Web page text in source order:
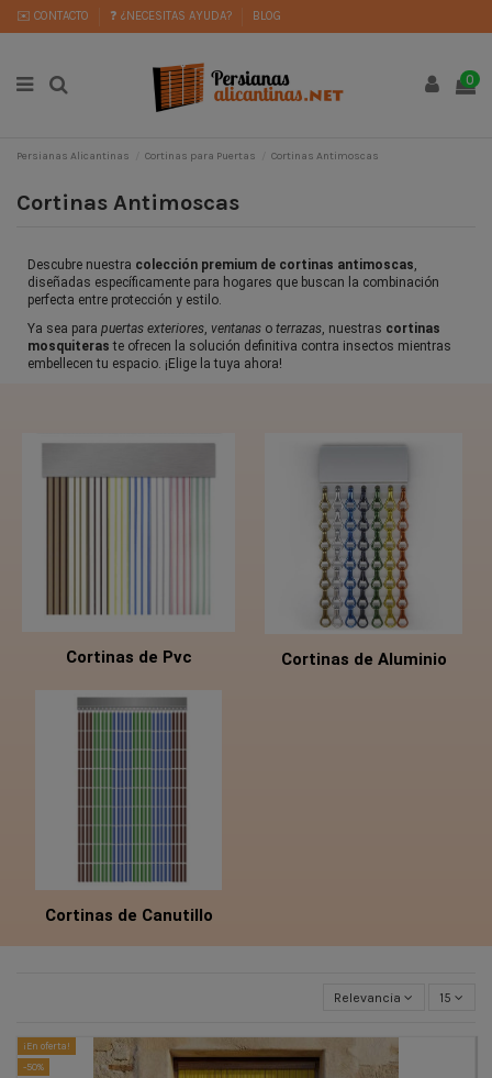
✉️ CONTACTO ❓ ¿NECESITAS AYUDA? BLOG
0
Persianas Alicantinas Cortinas para Puertas Cortinas Antimoscas
Cortinas Antimoscas
Descubre nuestra colección premium de cortinas antimoscas,
diseñadas específicamente para hogares que buscan la combinación
perfecta entre protección y estilo.
Ya sea para puertas exteriores, ventanas o terrazas, nuestras cortinas
mosquiteras te ofrecen la solución definitiva contra insectos mientras
embellecen tu espacio. ¡Elige la tuya ahora!
Cortinas de Pvc Cortinas de Aluminio
Cortinas de Canutillo
Relevancia 15
¡En oferta!
-50%